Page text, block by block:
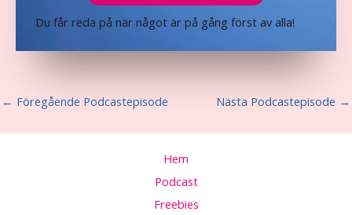
Du får reda på när något är på gång först av alla!
← Föregående Podcastepisode Nästa Podcastepisode →
Hem
Podcast
Freebies